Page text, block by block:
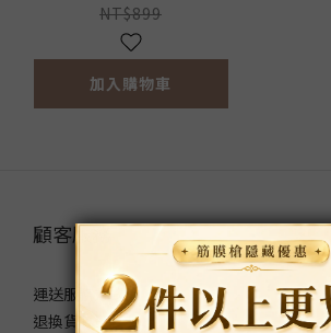
NT$899
加入購物車
顧客服務
運送服務方式
退換貨政策